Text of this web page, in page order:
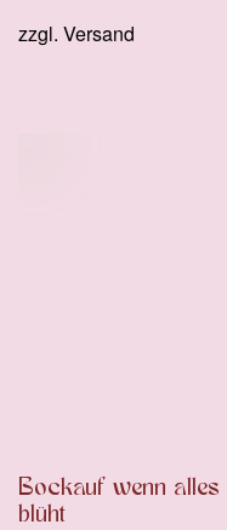
zzgl. Versand
Bockauf wenn alles
blüht